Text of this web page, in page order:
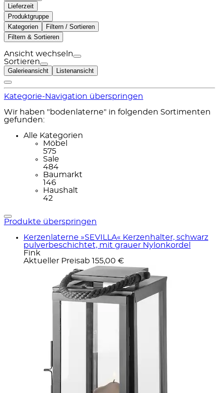
Lieferzeit
Produktgruppe
Kategorien
Filtern / Sortieren
Filtern & Sortieren
Ansicht wechseln
Sortieren
Galerieansicht Listenansicht
Kategorie-Navigation überspringen
Wir haben "bodenlaterne" in folgenden Sortimenten
gefunden:
Alle Kategorien
Möbel
575
Sale
484
Baumarkt
146
Haushalt
42
Produkte überspringen
Kerzenlaterne »SEVILLA« Kerzenhalter, schwarz
pulverbeschichtet, mit grauer Nylonkordel
Fink
Aktueller Preisab 155,00 €